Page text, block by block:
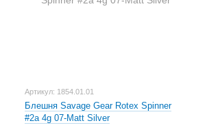
Артикул: 1854.01.01
Блешня Savage Gear Rotex Spinner
#2a 4g 07-Matt Silver